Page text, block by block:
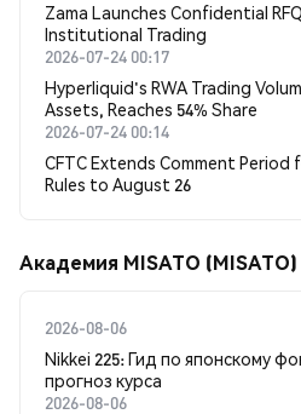
Zama Launches Confidential
Institutional Trading
2026-07-24 00:17
Hyperliquid's RWA Trading
Assets, Reaches 54% Share
2026-07-24 00:14
CFTC Extends Comment Period
Rules to August 26
Академия MISATO (MISATO)
2026-08-06
Nikkei 225: Гид по японскому
прогноз курса
2026-08-06